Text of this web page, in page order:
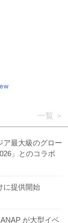
一覧
ア最大級のグロー
」とのコラボ
に提供開始
ANAP が大型イベ